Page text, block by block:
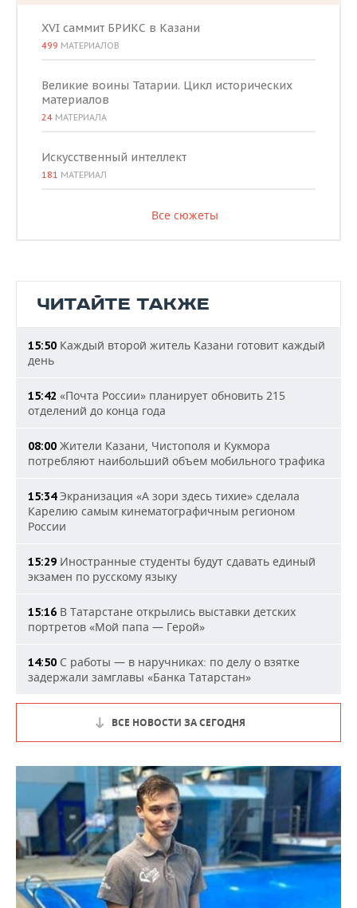
XVI саммит БРИКС в Казани
499 МАТЕРИАЛОВ
Великие воины Татарии. Цикл исторических
материалов
24 МАТЕРИАЛА
Искусственный интеллект
181 МАТЕРИАЛ
Все сюжеты
ЧИТАЙТЕ ТАКЖЕ
15:50 Каждый второй житель Казани готовит каждый
день
15:42 «Почта России» планирует обновить 215
отделений до конца года
08:00 Жители Казани, Чистополя и Кукмора
потребляют наибольший объем мобильного трафика
15:34Экранизация «А зори здесь тихие» сделала
Карелию самым кинематографичным регионом
России
15:29 Иностранные студенты будут сдавать единый
экзамен по русскому языку
15:16 В Татарстане открылись выставки детских
портретов «Мой папа — Герой»
14:50 С работы — в наручниках: по делу о взятке
задержали замглавы «Банка Татарстан»
ВСЕ НОВОСТИ ЗА СЕГОДНЯ